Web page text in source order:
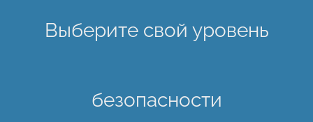
Выберите свой уровень
безопасности